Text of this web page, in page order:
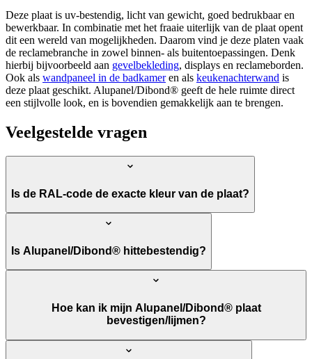
Deze plaat is uv-bestendig, licht van gewicht, goed bedrukbaar en
bewerkbaar. In combinatie met het fraaie uiterlijk van de plaat opent
dit een wereld van mogelijkheden. Daarom vind je deze platen vaak
de reclamebranche in zowel binnen- als buitentoepassingen. Denk
hierbij bijvoorbeeld aan gevelbekleding, displays en reclameborden.
Ook als wandpaneel in de badkameren als keukenachterwand is
deze plaat geschikt. Alupanel/Dibond® geeft de hele ruimte direct
een stijlvolle look, en is bovendien gemakkelijk aan te brengen.
Veelgestelde vragen
Is de RAL-code de exacte kleur van de plaat?
Is Alupanel/Dibond® hittebestendig?
Hoe kan ik mijn Alupanel/Dibond® plaat
bevestigen/lijmen?